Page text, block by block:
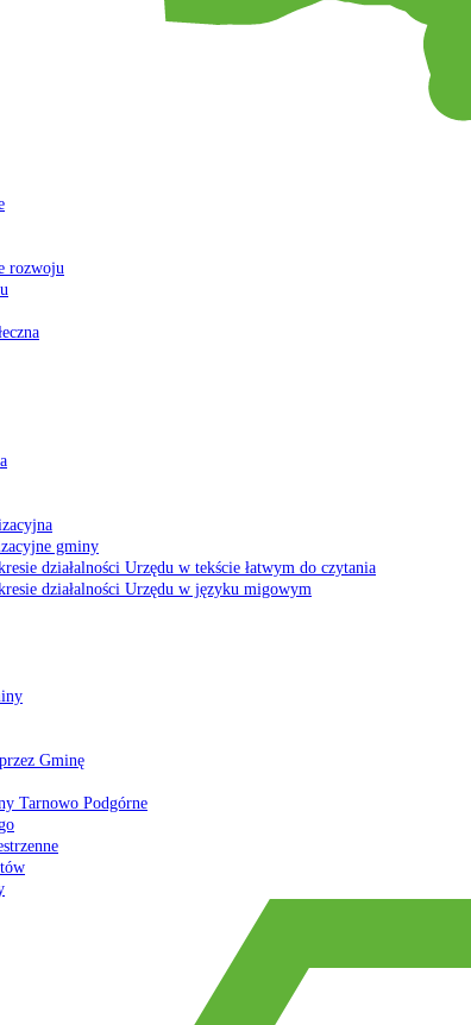
rozwoju
gminy
działalności Urzędu w tekście łatwym do czytania
działalności Urzędu w języku migowym
Gminę
Tarnowo Podgórne